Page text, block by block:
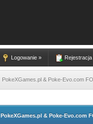
Logowanie » Rejestracja
PokeXGames.pl & Poke-Evo.com
PokeXGames.pl & Poke-Evo.com